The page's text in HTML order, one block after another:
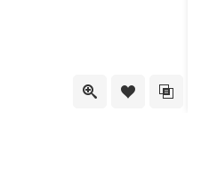
Quick ViewToevoegen